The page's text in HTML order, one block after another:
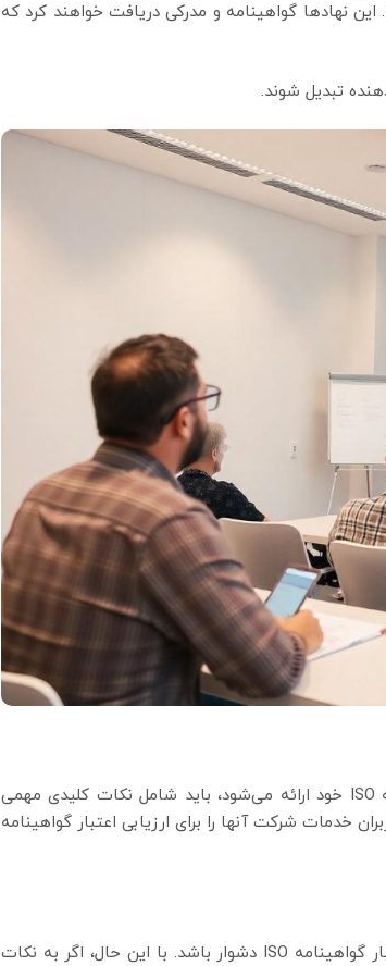
این نهادها گواهینامه و مدرکی دریافت خواهند کرد که
تبدیل شوند.
یک گواهینامه ISO که توسط یک سازمان برای نمایش گواهینامه ISO خود ارائه می‌شود، باید شامل نکات کلیدی مهمی
خدمات شرکت آنها را برای ارزیابی اعتبار گواهینامه
با توجه به تعداد زیاد گواهینامه‌های ISO، ممکن است تعیین اعتبار گواهینامه ISO دشوار باشد. با این حال، اگر به نکات